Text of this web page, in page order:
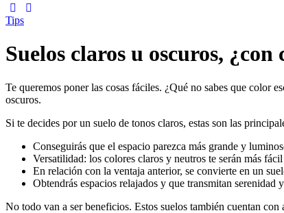
Tips
Suelos claros u oscuros, ¿con
Te queremos poner las cosas fáciles. ¿Qué no sabes que color
oscuros.
Si te decides por un suelo de tonos claros, estas son las
Conseguirás que el espacio parezca más grande y
Versatilidad: los colores claros y neutros te serán más
En relación con la ventaja anterior, se convierte en un
Obtendrás espacios relajados y que transmitan serenidad
No todo van a ser beneficios. Estos suelos también cuentan con